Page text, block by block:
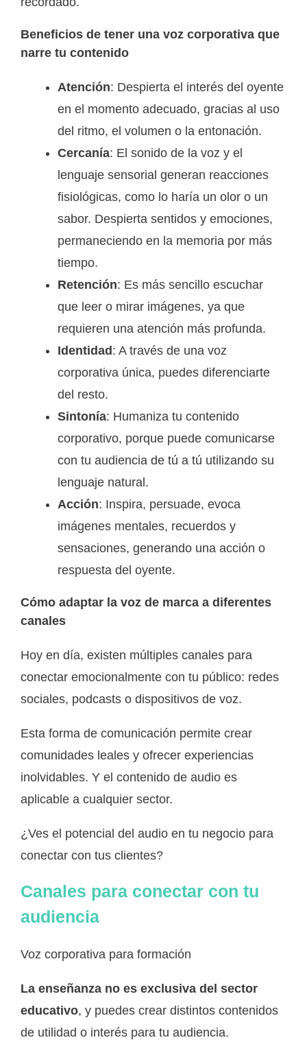
Beneficios de tener una voz corporativa que
narre tu contenido
Atención: Despierta el interés del oyente
en el momento adecuado, gracias al uso
del ritmo, el volumen o la entonación.
Cercanía: El sonido de la voz y el
lenguaje sensorial generan reacciones
fisiológicas, como lo haría un olor o un
sabor. Despierta sentidos y emociones,
permaneciendo en la memoria por más
tiempo.
Retención: Es más sencillo escuchar
que leer o mirar imágenes, ya que
requieren una atención más profunda.
Identidad: A través de una voz
corporativa única, puedes diferenciarte
del resto.
Sintonía: Humaniza tu contenido
corporativo, porque puede comunicarse
con tu audiencia de tú a tú utilizando su
lenguaje natural.
Acción: Inspira, persuade, evoca
imágenes mentales, recuerdos y
sensaciones, generando una acción o
respuesta del oyente.
Cómo adaptar la voz de marca a diferentes
canales
Hoy en día, existen múltiples canales para
conectar emocionalmente con tu público: redes
sociales, podcasts o dispositivos de voz.
Esta forma de comunicación permite crear
comunidades leales y ofrecer experiencias
inolvidables. Y el contenido de audio es
aplicable a cualquier sector.
¿Ves el potencial del audio en tu negocio para
conectar con tus clientes?
Canales para conectar con tu
audiencia
Voz corporativa para formación
La enseñanza no es exclusiva del sector
educativo, y puedes crear distintos contenidos
de utilidad o interés para tu audiencia.